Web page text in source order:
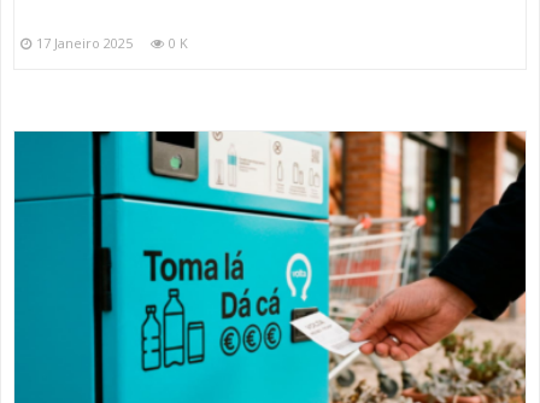
17 Janeiro 2025 0 K